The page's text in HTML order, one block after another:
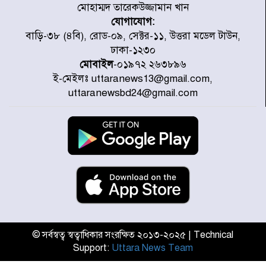
৭ জেলায় ঝোড়ো হাওয়াসহ বজ্রবৃষ্টির
শঙ্কা
বগুড়া ও সিলেটে সড়ক দুর্ঘটনায় নিহত
১৫
জুলাইয়ে দেশজুড়ে ৪৫৮টি সড়ক
দুর্ঘটনায় ৪১৬ জন নিহত হয়েছেন
হারিয়ে যাওয়া শিশুকে পরিবারের কাছে
ফিরিয়ে প্রশংসায় ভাসছেন খিলক্ষেত
আজ থেকে উন্মুক্ত ‘জুলাই গণঅভ্যুত্থান
স্মৃতি জাদুঘর
মোহাম্মদ তারেকউজ্জামান খান
যোগাযোগ:
বাড়ি-৩৮ (৪বি), রোড-০৯, সেক্টর-১১, উত্তরা মডেল টাউন,
ঢাকা-১২৩০
মোবাইল-০১৯৭২ ২৬৩৮৯৬
ই-মেইলঃ uttaranews13@gmail.com,
uttaranewsbd24@gmail.com
© সর্বস্বত্ব স্বত্বাধিকার সংরক্ষিত ২০১৩-২০২৫ | Technical
Support: Uttara News Team